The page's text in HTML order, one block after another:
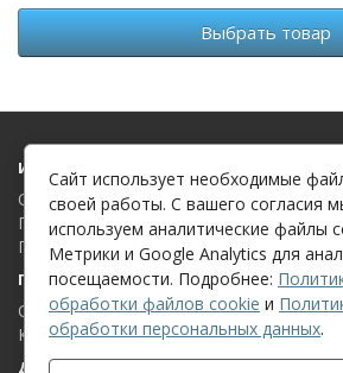
Выбрать товар
Информация
О компании
Политика в отношении обработки
Политика в отношении обработки
Поддержка клиентов
Связаться с нами
Карта сайта
Дополнительно
Сайт использует необходимые
своей работы. С вашего согласия
используем аналитические файлы
Метрики и Google Analytics для
посещаемости. Подробнее:
обработки файлов cookie и
обработки персональных данных.